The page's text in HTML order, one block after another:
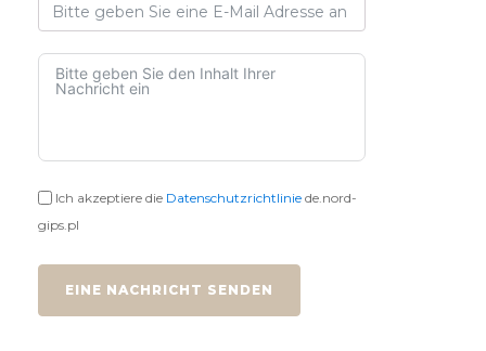
Ich akzeptiere die Datenschutzrichtlinie de.nord-
gips.pl
EINE NACHRICHT SENDEN